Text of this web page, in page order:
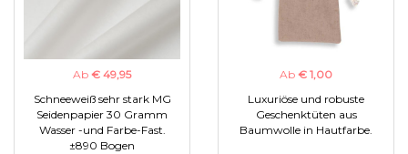
Ab € 49,95
Schneeweiß sehr stark MG
Seidenpapier 30 Gramm
Wasser -und Farbe-Fast.
±890 Bogen
Ab € 1,00
Luxuriöse und robuste
Geschenktüten aus
Baumwolle in Hautfarbe.